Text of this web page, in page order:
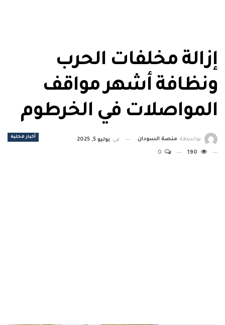
إزالة مخلفات الحرب
ونظافة أشهر مواقف
المواصلات في الخرطوم
أخبار محلية بواسطة منصة السودان في يوليو 5, 2025
190